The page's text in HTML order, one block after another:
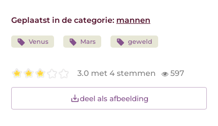
Geplaatst in de categorie: mannen
Venus Mars geweld
3.0 met 4 stemmen 597
deel als afbeelding